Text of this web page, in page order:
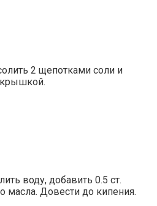
2 щепотками соли и
крышкой.
воду, добавить 0.5 ст.
масла. Довести до кипения.